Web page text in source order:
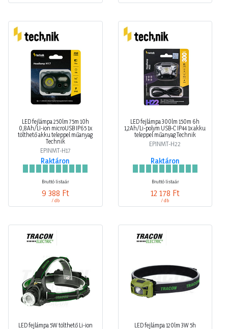
LED fejlámpa 250lm 75m 10h
0,8Ah/LI-ion microUSB IP65 1x
tölthető akku teleppel műanyag
Technik
EPINMT-H17
Raktáron
Bruttó listaár
9 388 Ft
/ db
LED fejlámpa 300lm 150m 6h
1,2Ah/Li-polym USB-C IP44 1x akku
teleppel műanyag Technik
EPINMT-H22
Raktáron
Bruttó listaár
12 178 Ft
/ db
LED fejlámpa 5W tölthető Li-ion
LED fejlámpa 120lm 3W 5h